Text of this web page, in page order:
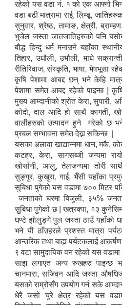
रहेको यस वडा नं. १ को एक आफ्नो
वडा बढी मात्रामा राई, लिम्बू,
सुनुवार, श्रेष्ठ, तामाङ, क्षेत्री,
भुजेल जस्ता जातजातिहरुको पनि
बौद्ध हिन्दु धर्म मनाउने यहाँका
तिहार, उधौली, उभौली, माघे
रीतिरिवाज, संस्कृति, भाषा, भेषभूसा
कृषि पेशामा आबद्द छन् भने केहि
पेशामा समेत आबद्द रहेको पाइन्छ |
मुख्य आम्दानीको श्रोत केरा, सुपारी,
कोदो, दाल आदि हो साथै कागती,
वालीहरुको उत्पादन हुने गरेको छ
प्रबल सम्भावना समेत देख्न सकिन्छ |
यसका अलावा खाद्यान्नमा धान, मकै,
कटहर, केरा, सागसब्जी जन्यमा
खोर्सानी, आलु, तेलजन्यमा तोरी
सुङ्गुर, कुखुरा, गाई, भैँसी यहाँका
सुबिधा पुगेको यस वडामा ७०० मिटर
जनताको घरमा बिजुली, ३५%
सुबिधा पुगेको छ | खत्रक्पा, १३
घण्टे झोलुङ्गे पुल जस्ता ठाउँ यहाँको
भने यी ठाँउहरले प्रशस्त मात्रा
आन्तरिक तथा बाह्य पर्यटकलाई
९ वटा सामुदायिक वन रहेको यस
साझ लगाएत अन्य रुखहरु पाइन्छ भने
चानमारा, सजिवन आदि जस्ता
यसको राम्रोसँग उपयोग गर्न सके
धेरै जसो चुरे क्षेत्र रहेको यस